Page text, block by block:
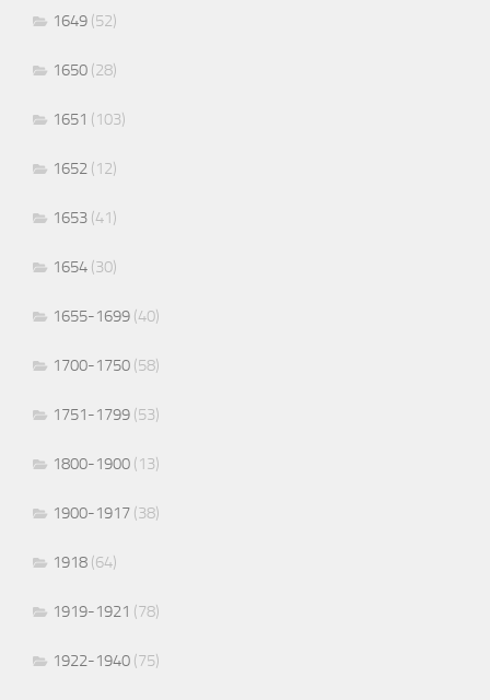
1649 (52)
1650 (28)
1651 (103)
1652 (12)
1653 (41)
1654 (30)
1655-1699 (40)
1700-1750 (58)
1751-1799 (53)
1800-1900 (13)
1900-1917 (38)
1918 (64)
1919-1921 (78)
1922-1940 (75)